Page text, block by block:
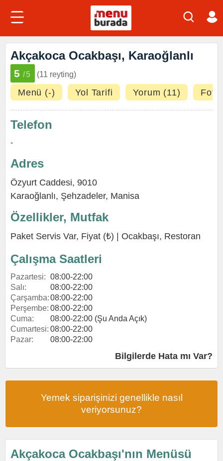
Akçakoca Ocakbaşı, Karaoğlanlı
5 /5 (11 reyting)
Menü (-) Yol Tarifi Yorum (11)
Telefon
-
Adres
Özyurt Caddesi, 9010
Karaoğlanlı, Şehzadeler, Manisa
Özellikler, Mutfak
Paket Servis Var, Fiyat (₺) | Ocakbaşı, Restoran
Çalışma Saatleri
Pazartesi: 08:00-22:00
Salı:
08:00-22:00
Çarşamba:08:00-22:00
Perşembe: 08:00-22:00
Cuma:
08:00-22:00 (Şu Anda Açık)
Cumartesi: 08:00-22:00
Pazar:
08:00-22:00
Bilgilerde Hata mı Var?
Yemek siparişinizi genellikle nasıl
veriyorsunuz?
Akçakoca Ocakbaşı'nın Menüsü